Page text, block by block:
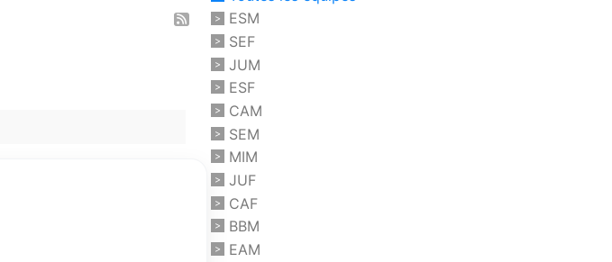
ESM
SEF
JUM
ESF
CAM
SEM
MIM
JUF
CAF
BBM
EAM